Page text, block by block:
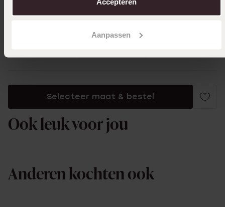
Aanpassen
Selecteer maat & bestel
Ook leuk voor jou
Anderen kochten ook